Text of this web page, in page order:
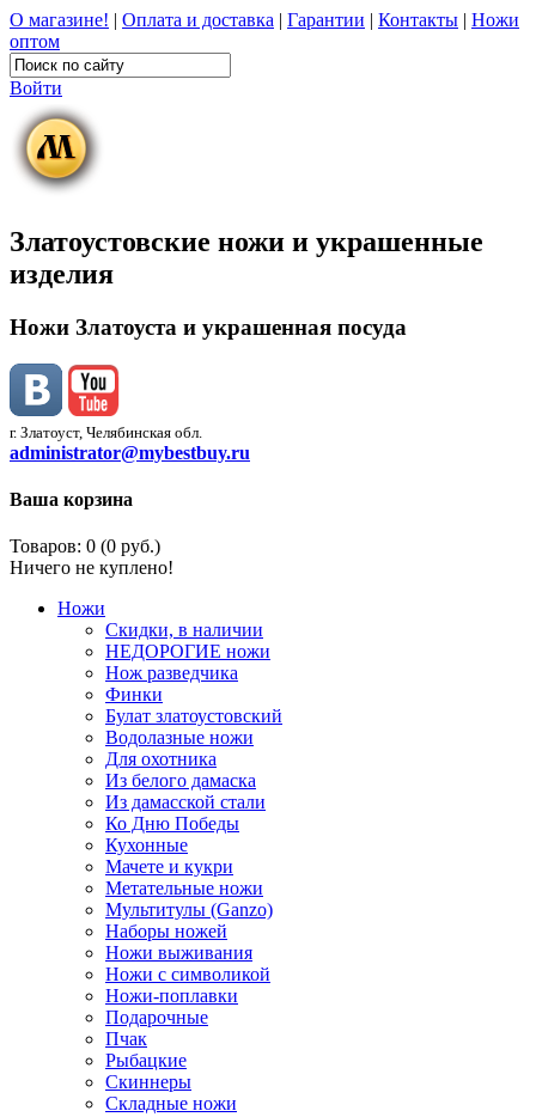
О магазине! | Оплата и доставка | Гарантии | Контакты | Ножи
оптом
Войти
Златоустовские ножи и украшенные
изделия
Ножи Златоуста и украшенная посуда
г. Златоуст, Челябинская обл.
administrator@mybestbuy.ru
Ваша корзина
Товаров: 0 (0 руб.)
Ничего не куплено!
Ножи
Скидки, в наличии
НЕДОРОГИЕ ножи
Нож разведчика
Финки
Булат златоустовский
Водолазные ножи
Для охотника
Из белого дамаска
Из дамасской стали
Ко Дню Победы
Кухонные
Мачете и кукри
Метательные ножи
Мультитулы (Ganzo)
Наборы ножей
Ножи выживания
Ножи с символикой
Ножи-поплавки
Подарочные
Пчак
Рыбацкие
Скиннеры
Складные ножи